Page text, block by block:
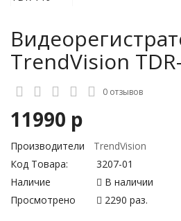
TrendVision
0 отзывов
11990 р
Производители
TrendVision
Код Товара:
3207-01
Наличие
В наличии
Просмотрено
2290 раз.